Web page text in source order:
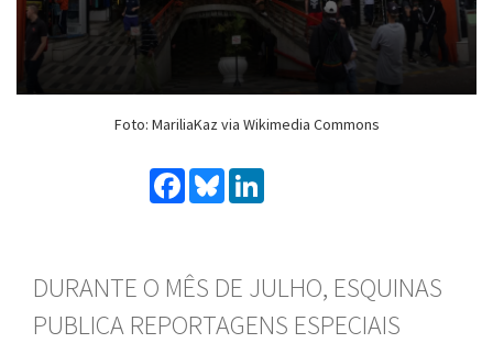
Foto: MariliaKaz via Wikimedia Commons
Facebook
Bluesky
DURANTE O MÊS DE JULHO, ESQUINAS
PUBLICA REPORTAGENS ESPECIAIS